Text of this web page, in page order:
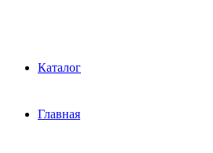
Каталог
Главная